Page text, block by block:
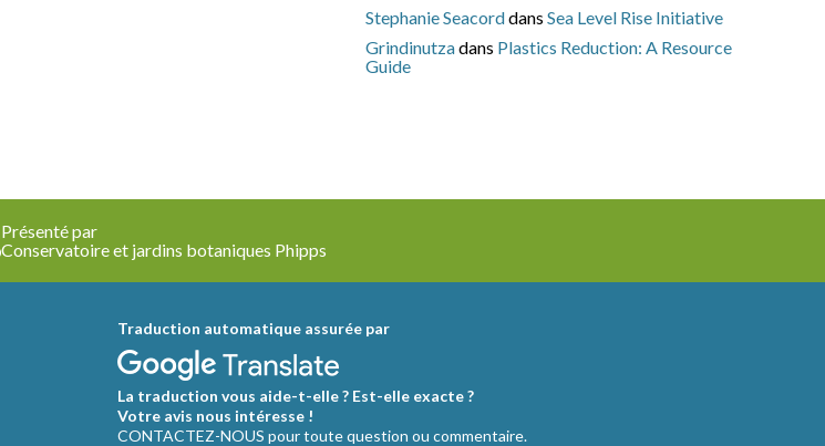
Stephanie SeacorddansSea Level Rise Initiative
Grindinutzadans Plastics Reduction: A Resource
Guide
Présenté par
Conservatoire et jardins botaniques Phipps
Traduction automatique assurée par
La traduction vous aide-t-elle ? Est-elle exacte ?
Votre avis nous intéresse !
CONTACTEZ-NOUS pour toute question ou commentaire.